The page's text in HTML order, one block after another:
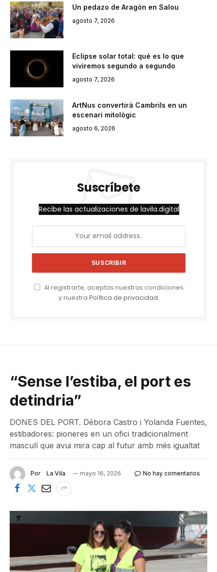
Un pedazo de Aragón en Salou
agosto 7, 2026
Eclipse solar total: qué es lo que
viviremos segundo a segundo
agosto 7, 2026
ArtNus convertirà Cambrils en un
escenari mitològic
agosto 6, 2026
Suscríbete
Recibe las actualizaciones de lavila.digital
Al registrarte, aceptas nuestras condiciones
y nuestra Política de privacidad.
“Sense l’estiba, el port es
detindria”
DONES DEL PORT. Débora Castro i Yolanda Fuentes,
estibadores: pioneres en un ofici tradicionalment
masculí que avui mira cap al futur amb més igualtat
Por La Vila mayo 16, 2026 No hay comentarios